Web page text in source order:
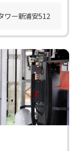
ワー新浦安512